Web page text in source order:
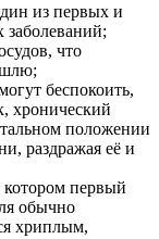
из первых и
что
беспокоить,
хронический
положении
раздражая её и
котором первый
обычно
хриплым,